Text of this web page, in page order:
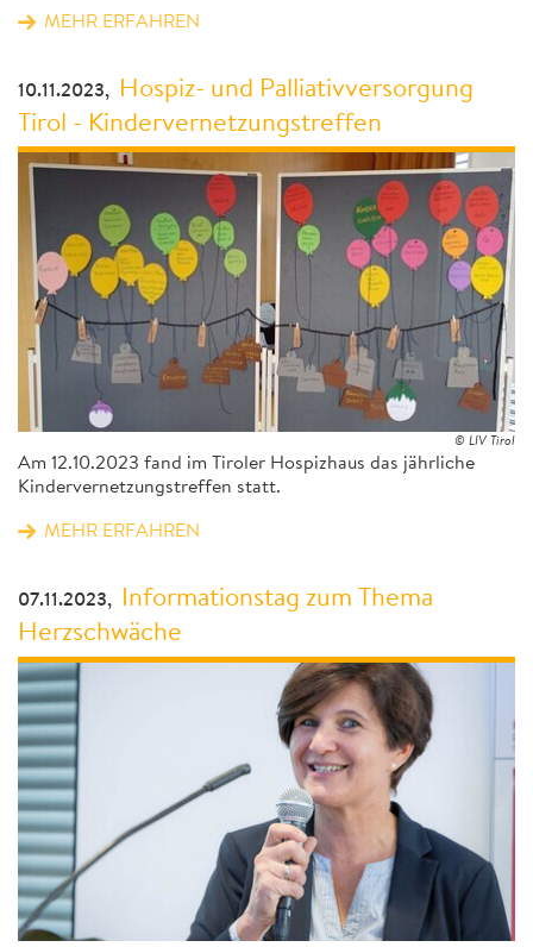
MEHR ERFAHREN
10.11.2023,
Hospiz- und Palliativversorgung
Tirol - Kindervernetzungstreffen
© LIV Tirol
Am 12.10.2023 fand im Tiroler Hospizhaus das jährliche
Kindervernetzungstreffen statt.
MEHR ERFAHREN
07.11.2023,
Informationstag zum Thema
Herzschwäche